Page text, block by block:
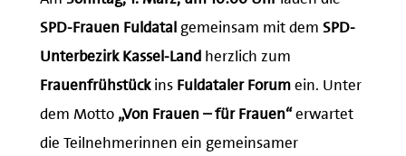
SPD-Frauen Fuldatal gemeinsam mit demSPD-
Unterbezirk Kassel-Land herzlich zum
Frauenfrühstückins Fuldataler Forum ein. Unter
dem Motto „Von Frauen – für Frauen“erwartet
die Teilnehmerinnen ein gemeinsamer